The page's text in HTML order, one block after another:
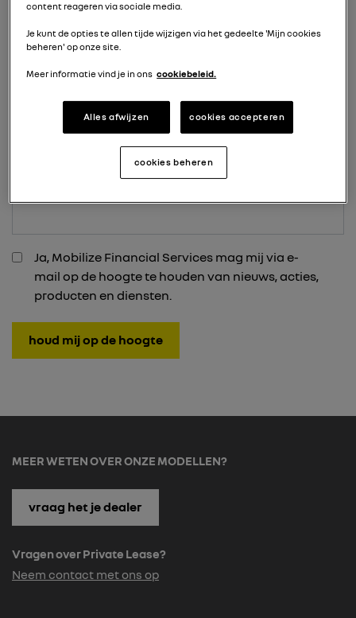
Voornaam *
Inschrijven
Ja, Mobilize Financial Services mag mij via e-
mail op de hoogte te houden van nieuws, acties,
producten en diensten.
houd mij op de hoogte
MEER WETEN OVER ONZE MODELLEN?
vraag het je dealer
Vragen over Private Lease?
Neem contact met ons op
content reageren via sociale media.
Je kunt de opties te allen tijde wijzigen via het gedeelte 'Mijn cookies
beheren' op onze site.
Meer informatie vind je in ons cookiebeleid.
Alles afwijzen cookies accepteren
cookies beheren